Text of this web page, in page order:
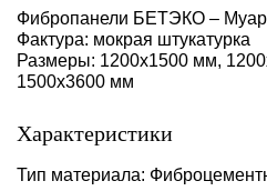
Фибропанели БЕТЭКО – Муар
Фактура: мокрая штукатурка
Размеры: 1200х1500 мм,
1500х3600 мм
Характеристики
Тип материала: